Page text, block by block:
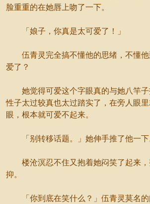
脸重重的在她唇上吻了一下。
「娘子，你真是太可爱了！」
伍青灵完全搞不懂他的思绪，不懂他
爱了？
她觉得可爱这个字眼真的与她八竿子
性子太过较真也太过踏实了，在旁人眼
眼，根本就可爱不起来。
「别转移话题。」她伸手推了他一下
楼沧溟忍不住又抱着她闷笑了起来，
抑。
「你到底在笑什么？」伍青灵莫名的